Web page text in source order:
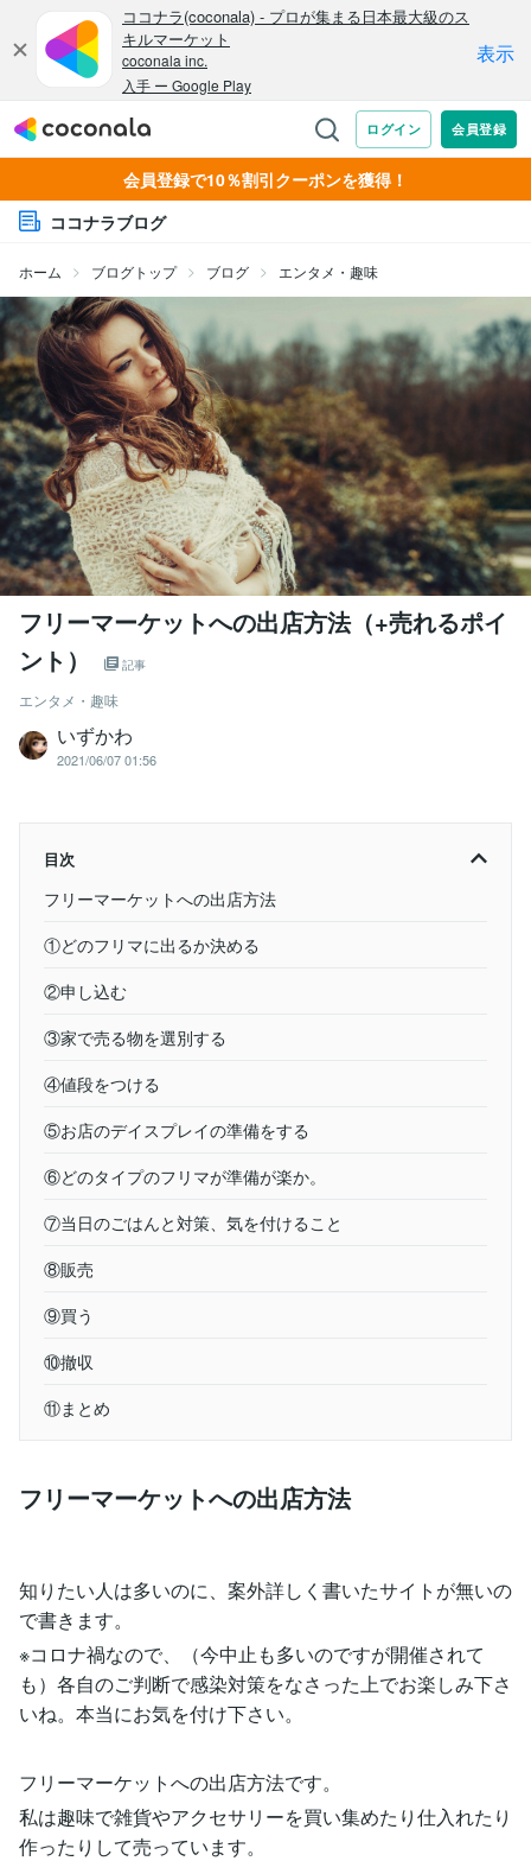
会員登録で10％割引クーポンを獲得！
ココナラブログ
ホーム ブログトップ ブログ エンタメ・趣味
フリーマーケットへの出店方法（+売れるポイ
ント）
記事
エンタメ・趣味
いずかわ
2021/06/07 01:56
目次
フリーマーケットへの出店方法
①どのフリマに出るか決める
②申し込む
③家で売る物を選別する
④値段をつける
⑤お店のデイスプレイの準備をする
⑥どのタイプのフリマが準備が楽か。
⑦当日のごはんと対策、気を付けること
⑧販売
⑨買う
⑩撤収
⑪まとめ
フリーマーケットへの出店方法
知りたい人は多いのに、案外詳しく書いたサイトが無いの
で書きます。
※コロナ禍なので、（今中止も多いのですが開催されて
も）各自のご判断で感染対策をなさった上でお楽しみ下さ
いね。本当にお気を付け下さい。
フリーマーケットへの出店方法です。
私は趣味で雑貨やアクセサリーを買い集めたり仕入れたり
作ったりして売っています。